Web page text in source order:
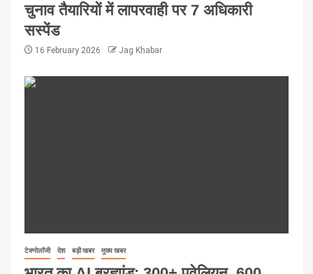
चुनाव तैयारियों में लापरवाही पर 7 अधिकारी
सस्पेंड
16 February 2026 Jag Khabar
टेक्नोलॉजी देश बड़ी खबर मुख्य खबर